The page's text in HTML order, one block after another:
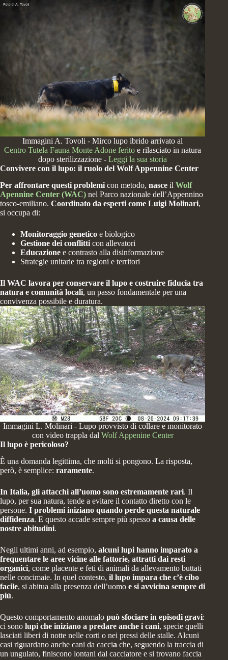
Immagini A. Tovoli - Mirco lupo ibrido arrivato al
Centro Tutela Fauna Monte Adone ferito e rilasciato in natura
dopo sterilizzazione -Leggi la sua storia
Convivere con il lupo: il ruolo del Wolf Appennine Center
Per affrontare questi problemi con metodo, nasce il Wolf
Apennine Center (WAC) nel Parco nazionale dell’Appennino
tosco-emiliano. Coordinato da esperti come Luigi Molinari,
si occupa di:
Monitoraggio genetico e biologico
Gestione dei conflitti con allevatori
Educazione e contrasto alla disinformazione
Strategie unitarie tra regioni e territori
Il WAC lavora per conservare il lupo e costruire fiducia tra
natura e comunità locali, un passo fondamentale per una
convivenza possibile e duratura.
Immagini L. Molinari - Lupo provvisto di collare e monitorato
con video trappla dal Wolf Appenine Center
Il lupo è pericoloso?
È una domanda legittima, che molti si pongono. La risposta,
però, è semplice: raramente.
In Italia, gli attacchi all’uomo sono estremamente rari. Il
lupo, per sua natura, tende a evitare il contatto diretto con le
persone. I problemi iniziano quando perde questa naturale
diffidenza. E questo accade sempre più spesso a causa delle
nostre abitudini.
Negli ultimi anni, ad esempio, alcuni lupi hanno imparato a
frequentare le aree vicine alle fattorie, attratti dai resti
organici, come placente e feti di animali da allevamento buttati
nelle concimaie. In quel contesto, il lupo impara che c’è cibo
facile, si abitua alla presenza dell’uomo e si avvicina sempre di
più.
Questo comportamento anomalo può sfociare in episodi gravi:
ci sono lupi che iniziano a predare anche i cani, specie quelli
lasciati liberi di notte nelle corti o nei pressi delle stalle. Alcuni
casi riguardano anche cani da caccia che, seguendo la traccia di
un ungulato, finiscono lontani dal cacciatore e si trovano faccia